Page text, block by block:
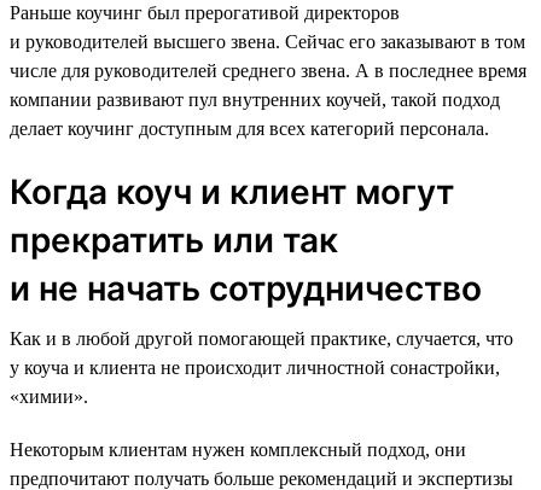
Раньше коучинг был прерогативой директоров
и руководителей высшего звена. Сейчас его заказывают в том
числе для руководителей среднего звена. А в последнее время
компании развивают пул внутренних коучей, такой подход
делает коучинг доступным для всех категорий персонала.
Когда коуч и клиент могут
прекратить или так
и не начать сотрудничество
Как и в любой другой помогающей практике, случается, что
у коуча и клиента не происходит личностной сонастройки,
«химии».
Некоторым клиентам нужен комплексный подход, они
предпочитают получать больше рекомендаций и экспертизы